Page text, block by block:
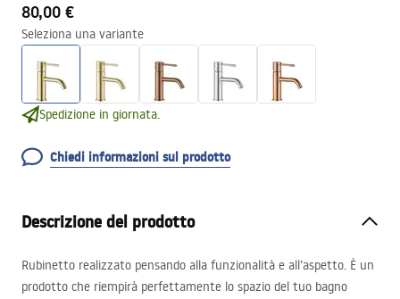
80,00 €
Seleziona una variante
Spedizione in giornata.
Chiedi informazioni sul prodotto
Descrizione del prodotto
Rubinetto realizzato pensando alla funzionalità e all’aspetto. È un
prodotto che riempirà perfettamente lo spazio del tuo bagno